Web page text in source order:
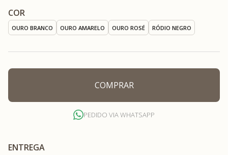
COR
OURO BRANCO OURO AMARELO OURO ROSÉ RÓDIO NEGRO
COMPRAR
PEDIDO VIA WHATSAPP